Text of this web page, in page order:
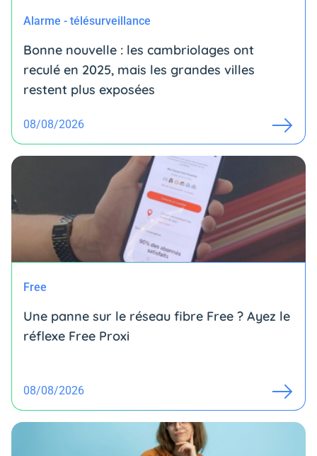
Alarme - télésurveillance
Bonne nouvelle : les cambriolages ont
reculé en 2025, mais les grandes villes
restent plus exposées
08/08/2026
Free
Une panne sur le réseau fibre Free ? Ayez le
réflexe Free Proxi
08/08/2026